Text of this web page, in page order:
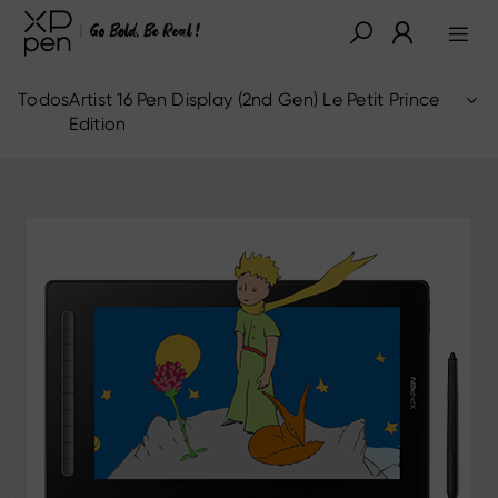
TodosArtist 16 Pen Display (2nd Gen) Le Petit Prince
Edition